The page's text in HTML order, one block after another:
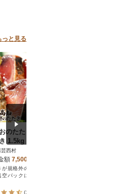
っと見る
のたたき訳あり
1.5kg 鰹タタキ
】
芸西村
額 7,500
が規格外のカツオたた
空パックにてお届けし
(1,658件)